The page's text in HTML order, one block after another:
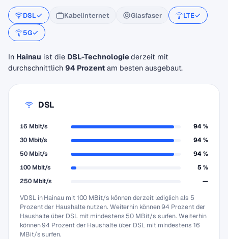
DSL Kabelinternet Glasfaser
LTE
5G
In Hainau ist die DSL-Technologiederzeit mit
durchschnittlich 94 Prozentam besten ausgebaut.
DSL
16 Mbit/s
94 %
30 Mbit/s
94 %
50 Mbit/s
94 %
100 Mbit/s
5 %
250 Mbit/s
—
VDSL in Hainau mit 100 MBit/s können derzeit lediglich als 5
Prozent der Haushalte nutzen. Weiterhin können 94 Prozent der
Haushalte über DSL mit mindestens 50 MBit/s surfen. Weiterhin
können 94 Prozent der Haushalte über DSL mit mindestens 16
MBit/s surfen.